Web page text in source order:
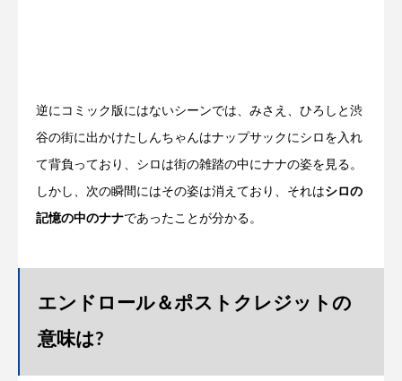
逆にコミック版にはないシーンでは、みさえ、ひろしと渋
谷の街に出かけたしんちゃんはナップサックにシロを入れ
て背負っており、シロは街の雑踏の中にナナの姿を見る。
しかし、次の瞬間にはその姿は消えており、それはシロの
記憶の中のナナであったことが分かる。
エンドロール＆ポストクレジットの
意味は?